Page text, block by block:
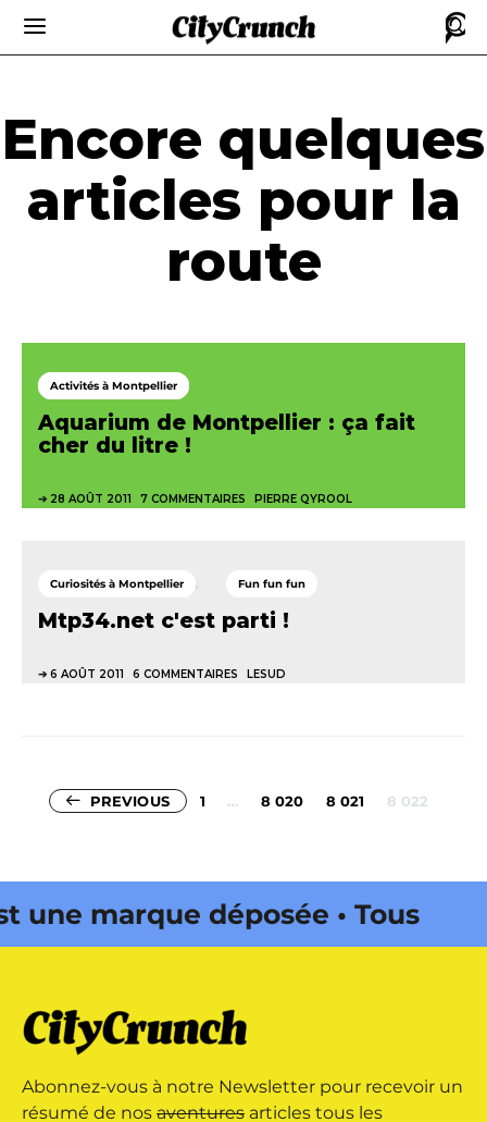
Encore quelques
articles pour la
route
Activités à Montpellier
Aquarium de Montpellier : ça fait
cher du litre !
28 AOÛT 2011 7 COMMENTAIRES PIERRE QYROOL
Curiosités à Montpellier Fun fun fun
Mtp34.net c'est parti !
6 AOÛT 2011 6 COMMENTAIRES LESUD
Pagination
PREVIOUS 1 … 8 020 8 021 8 022
marque déposée • Tous droits
marque déposée • Tous droits
édité par Buena Onda Web •
Abonnez-vous à notre Newsletter pour recevoir un
résumé de nos aventures articles tous les